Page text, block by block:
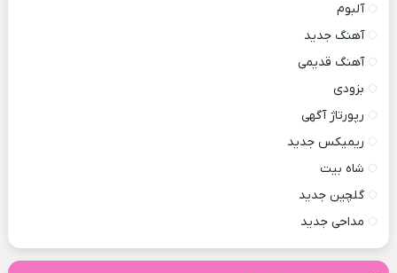
آلبوم
آهنگ جدید
آهنگ قدیمی
بزودی
رپورتاژ آگهی
ریمیکس جدید
شاه بیت
گلچین جدید
مداحی جدید